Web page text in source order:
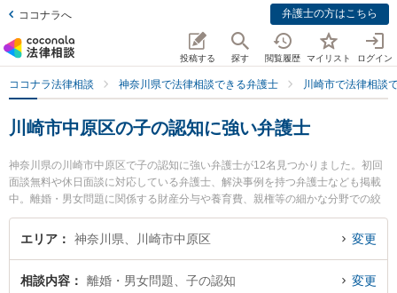
ココナラへ 弁護士の方はこちら
投稿する 探す 閲覧履歴 マイリスト ログイン
ココナラ法律相談 神奈川県で法律相談できる弁護士 川崎市で法律相談
川崎市中原区の子の認知に強い弁護士
神奈川県の川崎市中原区で子の認知に強い弁護士が12名見つかりました。初回
面談無料や休日面談に対応している弁護士、解決事例を持つ弁護士なども掲載
中。離婚・男女問題に関係する財産分与や養育費、親権等の細かな分野での絞
り込み検索もでき便利です。特に三愛川崎法律事務所の原 雅紀弁護士や橋本崇
法律事務所の橋本 崇弁護士、武蔵小杉駅前法律事務所の稲葉 翔弁護士のプロフ
の認知のトラブル解決の実績豊富な近くの弁護士を検索したい』『初回相談無
エリア 神奈川県、川崎市中原区 変更
相談内容 離婚・男女問題、子の認知 変更